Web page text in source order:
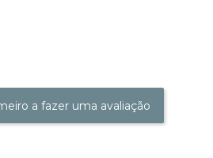
a fazer uma avaliação